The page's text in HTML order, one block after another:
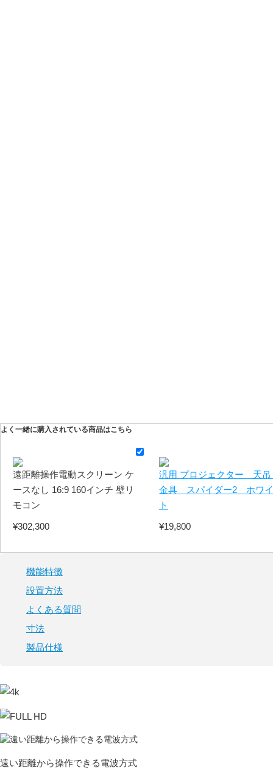
よく一緒に購入されている商品はこちら
遠距離操作電動スクリーン ケ
ースなし 16:9 160インチ 壁リ
モコン
¥302,300
汎用 プロジェクター 天吊
金具 スパイダー2 ホワイ
ト
¥19,800
機能特徴
設置方法
よくある質問
寸法
製品仕様
遠い距離から操作できる電波方式